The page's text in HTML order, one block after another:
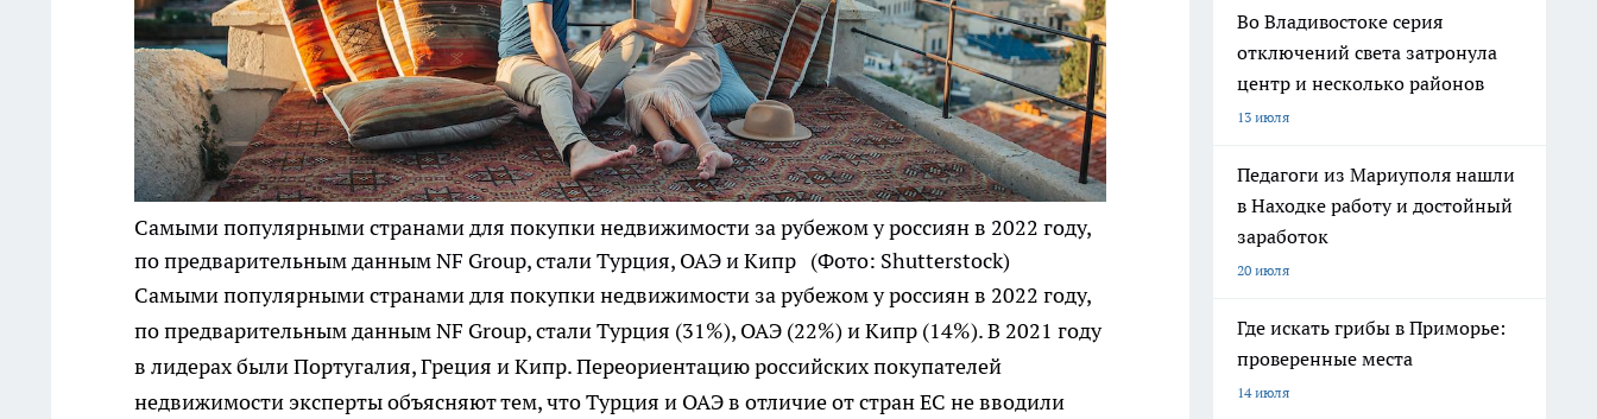
Самыми популярными странами для покупки недвижимости за рубежом у россиян в 2022 году,
по предварительным данным NF Group, стали Турция, ОАЭ и Кипр (Фото: Shutterstock)
Самыми популярными странами для покупки недвижимости за рубежом у россиян в 2022 году,
по предварительным данным NF Group, стали Турция (31%), ОАЭ (22%) и Кипр (14%). В 2021 году
в лидерах были Португалия, Греция и Кипр. Переориентацию российских покупателей
недвижимости эксперты объясняют тем, что Турция и ОАЭ в отличие от стран ЕС не вводили
Во Владивостоке серия
отключений света затронула
центр и несколько районов
13 июля
Педагоги из Мариуполя нашли
в Находке работу и достойный
заработок
20 июля
Где искать грибы в Приморье:
проверенные места
14 июля